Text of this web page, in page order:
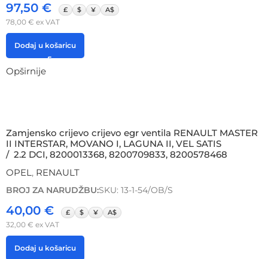
97,50 € £ $ ¥ A$
78,00 € ex VAT
Dodaj u košaricu
Opširnije
Zamjensko crijevo crijevo egr ventila RENAULT MASTER
II INTERSTAR, MOVANO I, LAGUNA II, VEL SATIS
/ 2.2 DCI, 8200013368, 8200709833, 8200578468
OPEL, RENAULT
BROJ ZA NARUDŽBU:SKU: 13-1-54/OB/S
40,00 € £ $ ¥ A$
32,00 € ex VAT
Dodaj u košaricu